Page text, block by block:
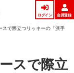
ログイン 会員登録
で際立つリッキーの「派手
スで際立